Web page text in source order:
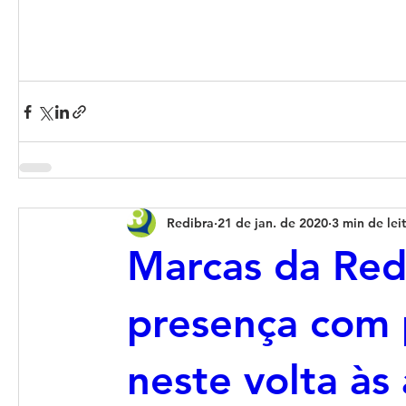
Marcas da
presença
neste volta às
Redibra 21 de jan. de 2020 3 min de